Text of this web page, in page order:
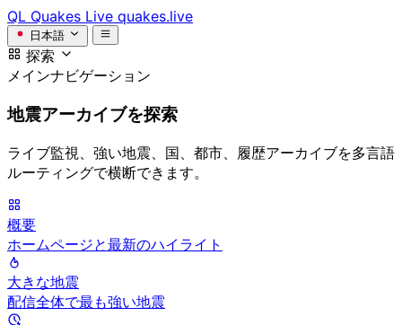
QL Quakes Live quakes.live
日本語
探索
メインナビゲーション
地震アーカイブを探索
ライブ監視、強い地震、国、都市、履歴アーカイブを多言語
ルーティングで横断できます。
概要
ホームページと最新のハイライト
大きな地震
配信全体で最も強い地震